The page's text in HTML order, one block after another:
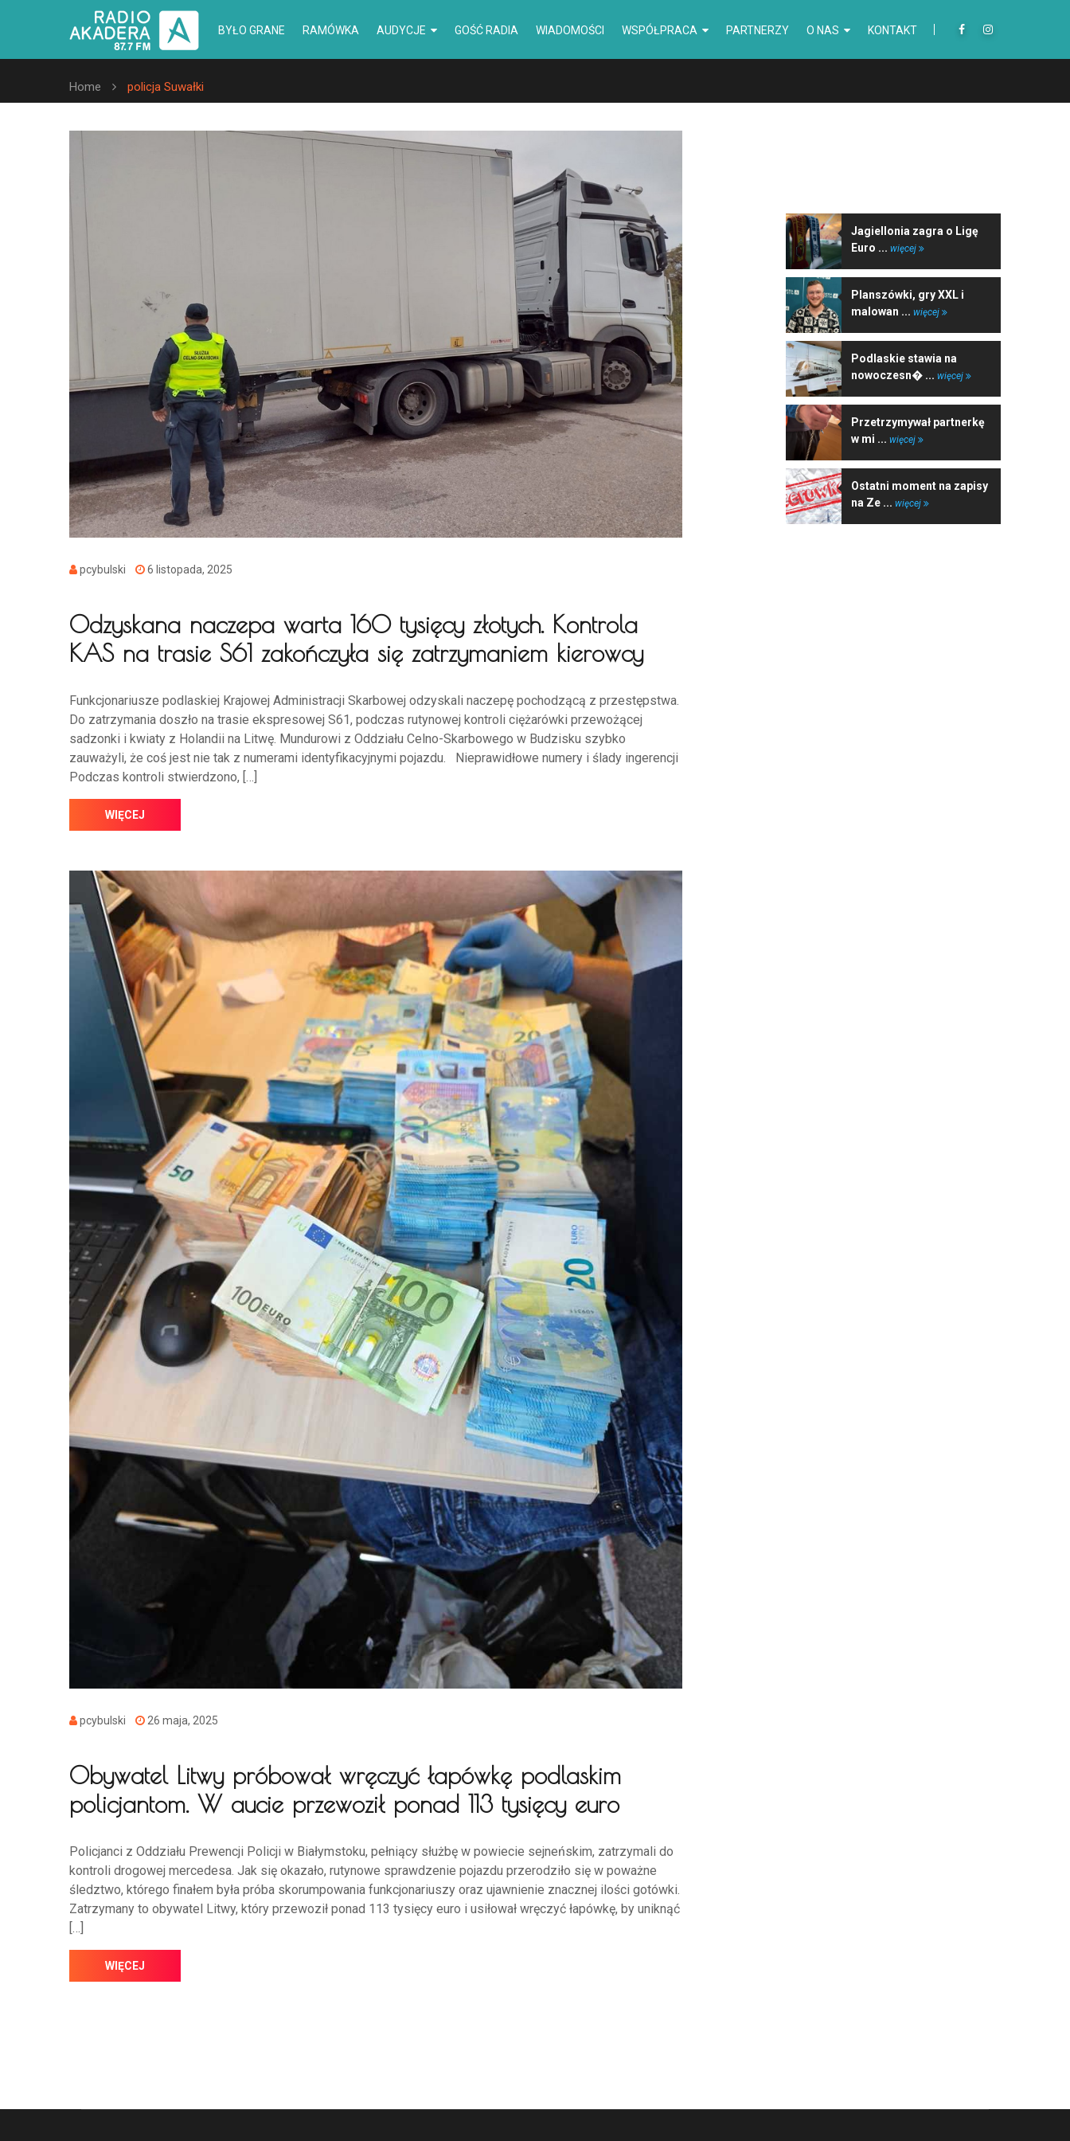
BYŁO GRANE RAMÓWKA AUDYCJE GOŚĆ RADIA WIADOMOŚCI WSPÓŁPRACA PARTNERZY O NAS KONTAKT
Home policja Suwałki
pcybulski 6 listopada, 2025
Odzyskana naczepa warta 160 tysięcy złotych. Kontrola
KAS na trasie S61 zakończyła się zatrzymaniem kierowcy
Funkcjonariusze podlaskiej Krajowej Administracji Skarbowej odzyskali naczepę pochodzącą z przestępstwa.
Do zatrzymania doszło na trasie ekspresowej S61, podczas rutynowej kontroli ciężarówki przewożącej
sadzonki i kwiaty z Holandii na Litwę. Mundurowi z Oddziału Celno-Skarbowego w Budzisku szybko
zauważyli, że coś jest nie tak z numerami identyfikacyjnymi pojazdu. Nieprawidłowe numery i ślady ingerencji
Podczas kontroli stwierdzono, […]
WIĘCEJ
pcybulski 26 maja, 2025
Obywatel Litwy próbował wręczyć łapówkę podlaskim
policjantom. W aucie przewoził ponad 113 tysięcy euro
Policjanci z Oddziału Prewencji Policji w Białymstoku, pełniący służbę w powiecie sejneńskim, zatrzymali do
kontroli drogowej mercedesa. Jak się okazało, rutynowe sprawdzenie pojazdu przerodziło się w poważne
śledztwo, którego finałem była próba skorumpowania funkcjonariuszy oraz ujawnienie znacznej ilości gotówki.
Zatrzymany to obywatel Litwy, który przewoził ponad 113 tysięcy euro i usiłował wręczyć łapówkę, by uniknąć
[…]
WIĘCEJ
Jagiellonia zagra o Ligę
Euro ... więcej
Planszówki, gry XXL i
malowan ... więcej
Podlaskie stawia na
nowoczesn� ... więcej
Przetrzymywał partnerkę
w mi ... więcej
Ostatni moment na zapisy
na Ze ... więcej